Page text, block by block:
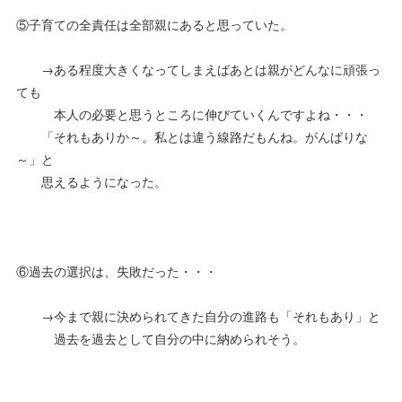
⑤子育ての全責任は全部親にあると思っていた。
→ある程度大きくなってしまえばあとは親がどんなに頑張っ
ても
本人の必要と思うところに伸びていくんですよね・・・
「それもありか～。私とは違う線路だもんね。がんばりな
～」と
思えるようになった。
⑥過去の選択は、失敗だった・・・
→今まで親に決められてきた自分の進路も「それもあり」と
過去を過去として自分の中に納められそう。